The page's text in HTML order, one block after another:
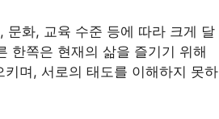
문화, 교육 수준 등에 따라 크게 달
한쪽은 현재의 삶을 즐기기 위해
며, 서로의 태도를 이해하지 못하